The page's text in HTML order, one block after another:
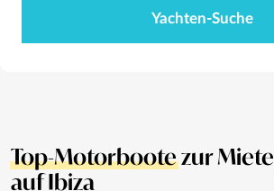
Yachten-Suche
Top-Motorbootezur Miete
auf Ibiza